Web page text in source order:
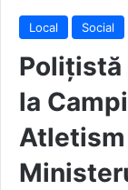
Local Social
Polițistă
la
Atletism